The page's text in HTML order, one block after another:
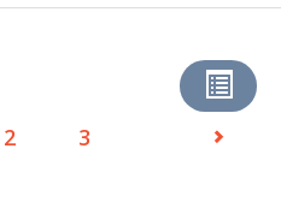
2 3